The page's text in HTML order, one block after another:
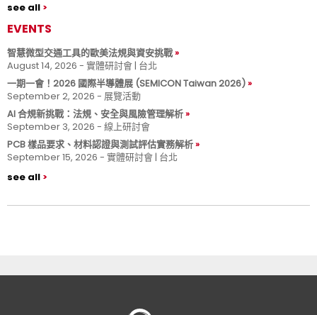
see all
EVENTS
智慧微型交通工具的歐美法規與資安挑戰
August 14, 2026 - 實體研討會 | 台北
一期一會！2026 國際半導體展 (SEMICON Taiwan 2026)
September 2, 2026 - 展覽活動
AI 合規新挑戰：法規、安全與風險管理解析
September 3, 2026 - 線上研討會
PCB 樣品要求、材料認證與測試評估實務解析
September 15, 2026 - 實體研討會 | 台北
see all